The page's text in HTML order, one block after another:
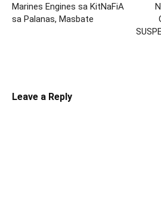
Marines Engines sa KitNaFiA
sa Palanas, Masbate
Leave a Reply